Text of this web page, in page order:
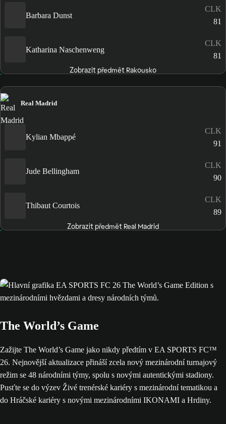
Barbara Dunst
CLK
81
Katharina Naschenweng
CLK
81
Zobrazit předmět Rakousko
Real Madrid
Kylian Mbappé
CLK
91
Jude Bellingham
CLK
90
Thibaut Courtois
CLK
89
Zobrazit předmět Real Madrid
The World’s Game
Zažijte The World’s Game jako nikdy předtím v EA SPORTS FC™
26. Nejnovější aktualizace přináší zcela nový mezinárodní turnajový
režim se 48 národními týmy, spolu s novými autentickými stadiony.
Pusťte se do výzev Živé trenérské kariéry s mezinárodní tematikou a
do Hráčské kariéry s novými mezinárodními IKONAMI a Hrdiny.